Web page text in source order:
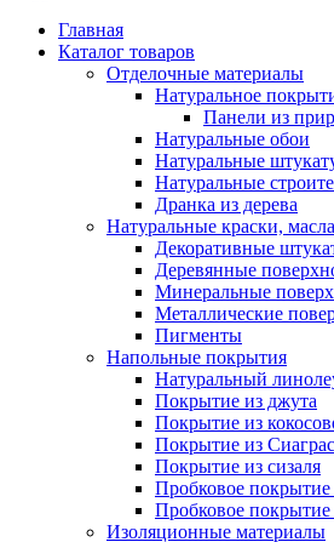
Главная
Каталог товаров
Отделочные материалы
Натуральное
Панели из
Натуральные обои
Натуральные
Натуральные
Дранка из дерева
Натуральные краски,
Декоративные
Деревянные
Минеральные
Металлические
Пигменты
Напольные покрытия
Натуральный
Покрытие из джута
Покрытие из
Покрытие из
Покрытие из сизаля
Пробковое покрытие
Пробковое покрытие
Изоляционные материалы